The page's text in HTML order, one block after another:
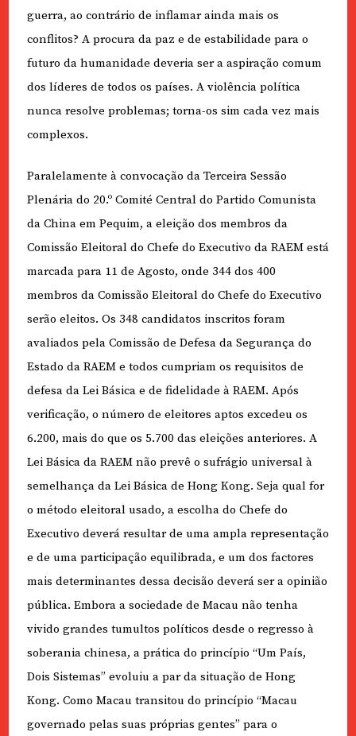
guerra, ao contrário de inflamar ainda mais os
conflitos? A procura da paz e de estabilidade para o
futuro da humanidade deveria ser a aspiração comum
dos líderes de todos os países. A violência política
nunca resolve problemas; torna-os sim cada vez mais
complexos.
Paralelamente à convocação da Terceira Sessão
Plenária do 20.º Comité Central do Partido Comunista
da China em Pequim, a eleição dos membros da
Comissão Eleitoral do Chefe do Executivo da RAEM está
marcada para 11 de Agosto, onde 344 dos 400
membros da Comissão Eleitoral do Chefe do Executivo
serão eleitos. Os 348 candidatos inscritos foram
avaliados pela Comissão de Defesa da Segurança do
Estado da RAEM e todos cumpriam os requisitos de
defesa da Lei Básica e de fidelidade à RAEM. Após
verificação, o número de eleitores aptos excedeu os
6.200, mais do que os 5.700 das eleições anteriores. A
Lei Básica da RAEM não prevê o sufrágio universal à
semelhança da Lei Básica de Hong Kong. Seja qual for
o método eleitoral usado, a escolha do Chefe do
Executivo deverá resultar de uma ampla representação
e de uma participação equilibrada, e um dos factores
mais determinantes dessa decisão deverá ser a opinião
pública. Embora a sociedade de Macau não tenha
vivido grandes tumultos políticos desde o regresso à
soberania chinesa, a prática do princípio “Um País,
Dois Sistemas” evoluiu a par da situação de Hong
Kong. Como Macau transitou do princípio “Macau
governado pelas suas próprias gentes” para o